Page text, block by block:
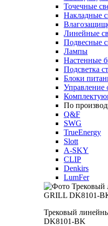
Точечные
Накладные
Линейные
Подвесные
Лампы
Настенные
Подсветка
Блоки
Управление
По
Q&F
SWG
TrueEnergy
Slott
A-SKY
CLIP
Denkirs
LumFer
Трековый
DK8101-BK